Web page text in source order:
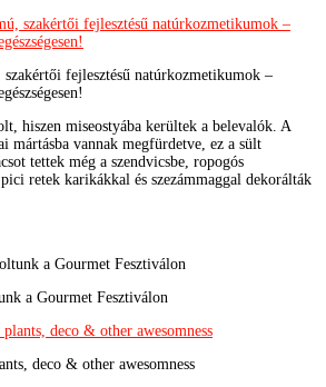
szakértői fejlesztésű natúrkozmetikumok –
hiszen miseostyába kerültek a belevalók. A
mártásba vannak megfürdetve, ez a sült
tettek még a szendvicsbe, ropogós
pici retek karikákkal és szezámmaggal dekorálták
a Gourmet Fesztiválon
deco & other awesomness